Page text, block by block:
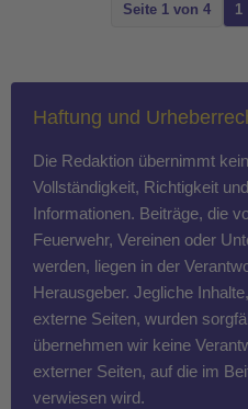
Seite 1 von 4 1
Haftung und
Die Redaktion übernimmt
Vollständigkeit, Richtigkeit
Informationen. Beiträge, die
Feuerwehr, Vereinen oder
werden, liegen in der
Herausgeber. Jegliche
externe Seiten, wurden
übernehmen wir keine
externer Seiten, auf die im
verwiesen wird.